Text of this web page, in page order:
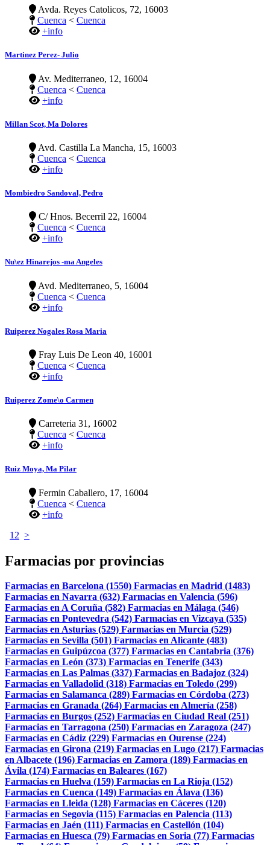
Avda. Reyes Catolicos, 72, 16003
Cuenca < Cuenca
+info
Martinez Perez- Julio
Av. Mediterraneo, 12, 16004
Cuenca < Cuenca
+info
Millan Scot, Ma Dolores
Avd. Castilla La Mancha, 15, 16003
Cuenca < Cuenca
+info
Mombiedro Sandoval, Pedro
C/ Hnos. Becerril 22, 16004
Cuenca < Cuenca
+info
Nu\ez Hinarejos -ma Angeles
Avd. Mediterraneo, 5, 16004
Cuenca < Cuenca
+info
Ruiperez Nogales Rosa Maria
Fray Luis De Leon 40, 16001
Cuenca < Cuenca
+info
Ruiperez Zome\o Carmen
Carreteria 31, 16002
Cuenca < Cuenca
+info
Ruiz Moya, Ma Pilar
Fermin Caballero, 17, 16004
Cuenca < Cuenca
+info
1 2 >
Farmacias por provincias
Farmacias en Barcelona (1550) Farmacias en Madrid (1483)
Farmacias en Navarra (632) Farmacias en Valencia (596)
Farmacias en A Coruña (582) Farmacias en Málaga (546)
Farmacias en Pontevedra (542) Farmacias en Vizcaya (535)
Farmacias en Asturias (529) Farmacias en Murcia (529)
Farmacias en Sevilla (501) Farmacias en Alicante (483)
Farmacias en Guipúzcoa (377) Farmacias en Cantabria (376)
Farmacias en León (373) Farmacias en Tenerife (343)
Farmacias en Las Palmas (337) Farmacias en Badajoz (324)
Farmacias en Valladolid (318) Farmacias en Toledo (299)
Farmacias en Salamanca (289) Farmacias en Córdoba (273)
Farmacias en Granada (264) Farmacias en Almería (258)
Farmacias en Burgos (252) Farmacias en Ciudad Real (251)
Farmacias en Tarragona (250) Farmacias en Zaragoza (247)
Farmacias en Cádiz (229) Farmacias en Ourense (224)
Farmacias en Girona (219) Farmacias en Lugo (217) Farmacias
en Albacete (196) Farmacias en Zamora (189) Farmacias en
Ávila (174) Farmacias en Baleares (167)
Farmacias en Huelva (159) Farmacias en La Rioja (152)
Farmacias en Cuenca (149) Farmacias en Álava (136)
Farmacias en Lleida (128) Farmacias en Cáceres (120)
Farmacias en Segovia (115) Farmacias en Palencia (113)
Farmacias en Jaén (111) Farmacias en Castellón (104)
Farmacias en Huesca (79) Farmacias en Soria (77) Farmacias